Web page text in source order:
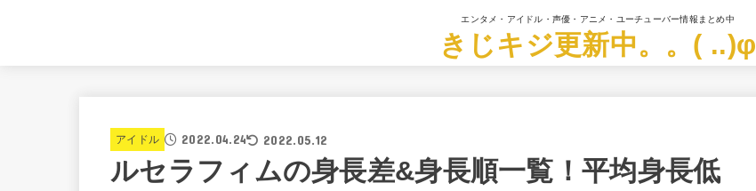
エンタメ・アイドル・声優・アニメ・ユーチューバー情報まとめ中
きじキジ更新中。。( ..)φ
アイドル 2022.04.24 2022.05.12
ルセラフィムの身長差&身長順一覧！平均身長低